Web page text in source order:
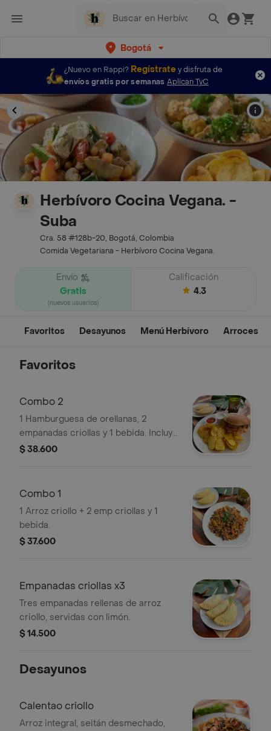
Bogotá
¿Nuevo en Rappi? Regístratey disfruta de
envíos gratis por semanas Aplican TyC
Herbívoro Cocina Vegana. -
Suba
Cra. 58 #128b-20, Bogotá, Colombia
Comida Vegetariana - Herbívoro Cocina Vegana.
Envío
Gratis
(nuevos usuarios)
Calificación
4.3
Favoritos Desayunos Menú Herbívoro Arroces
Favoritos
Combo 2
1 Hamburguesa de orellanas, 2
empanadas criollas y 1 bebida. Incluye
papas fritas y salsas.
$ 38.600
Combo 1
1 Arroz criollo + 2 emp criollas y 1
bebida.
$ 37.600
Empanadas criollas x3
Tres empanadas rellenas de arroz
criollo, servidas con limón.
$ 14.500
Desayunos
Calentao criollo
Arroz integral, seitán desmechado,